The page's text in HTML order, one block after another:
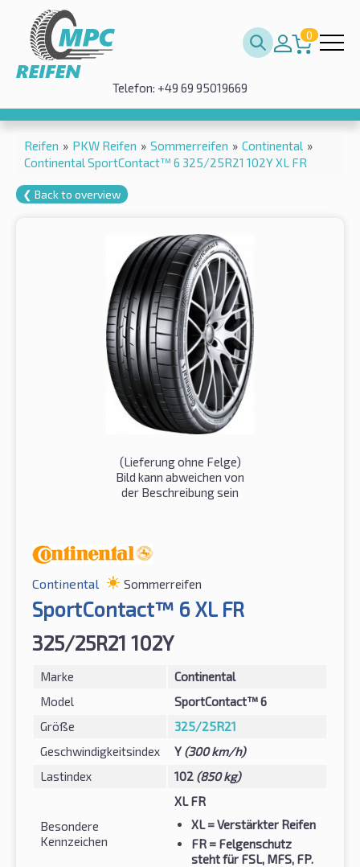
0
Telefon: +49 69 95019669
Reifen » PKW Reifen » Sommerreifen » Continental »
Continental SportContact™ 6 325/25R21 102Y XL FR
❮ Back to overview
(Lieferung ohne Felge)
Bild kann abweichen von
der Beschreibung sein
Continental Sommerreifen
SportContact™ 6 XL FR
325/25R21 102Y
Marke
Continental
Model
SportContact™ 6
Größe
325/25R21
Geschwindigkeitsindex
Y (300 km/h)
Lastindex
102 (850 kg)
Besondere
Kennzeichen
XL FR
XL = Verstärkter Reifen
FR = Felgenschutz
steht für FSL, MFS, FP.